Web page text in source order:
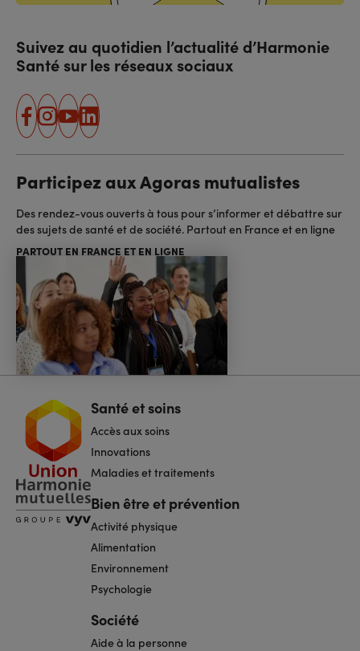
Suivez au quotidien l’actualité d’Harmonie
Santé sur les réseaux sociaux
facebook
instagram
youtube
linkedin
Participez aux Agoras mutualistes
Des rendez-vous ouverts à tous pour s’informer et débattre sur
des sujets de santé et de société. Partout en France et en ligne
PARTOUT EN FRANCE ET EN LIGNE
Navigation
pied
de
page
Santé et soins
Accès aux soins
Innovations
Maladies et traitements
Bien être et prévention
Activité physique
Alimentation
Environnement
Psychologie
Société
Aide à la personne